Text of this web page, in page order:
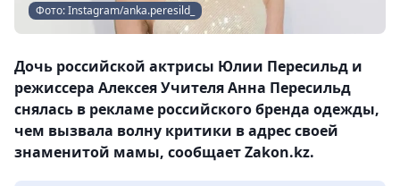
Фото: Instagram/anka.peresild_
Дочь российской актрисы Юлии Пересильд и
режиссера Алексея Учителя Анна Пересильд
снялась в рекламе российского бренда одежды,
чем вызвала волну критики в адрес своей
знаменитой мамы, сообщает Zakon.kz.